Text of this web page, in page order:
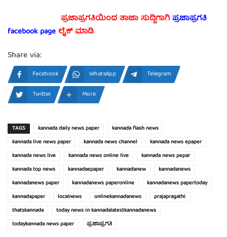
ಪ್ರಜಾಪ್ರಗತಿಯಿಂದ ತಾಜಾ ಸುದ್ದಿಗಾಗಿಪ್ರಜಾಪ್ರಗತಿ
facebook page ಲೈಕ್ ಮಾಡಿ
Share via:
Facebook WhatsApp
Telegram
Twitter
More
TAGS kannada daily news paper
kannada flash news
kannada live news paper
kannada news channel
kannada news epaper
kannada news live
kannada news online live
kannada news pepar
kannada top news
kannadaepaper kannadanew
kannadanews
kannadanews paper
kannadanews paperonline
kannadanews papertoday
kannadapaper
localnews onlinekannadanews
prajapragathi
thatskannada
today news in kannadalatestkannadanews
todaykannada news paper
ಪ್ರಜಾಪ್ರಗತಿ